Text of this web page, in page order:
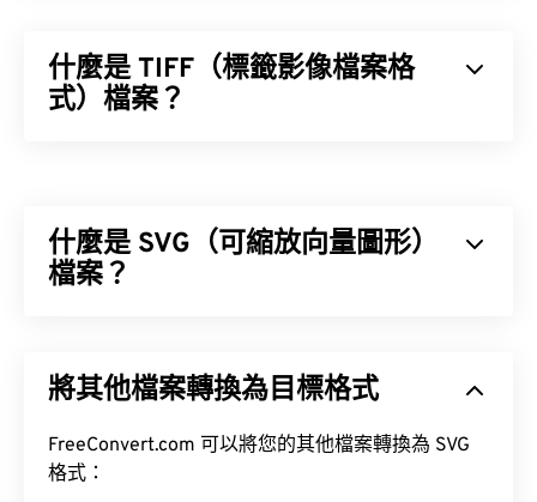
什麼是 TIFF（標籤影像檔案格
式）檔案？
如何開啟 TIFF 檔案？
Photo Viewer和 macOS 系統的Apple Preview。
什麼是 SVG（可縮放向量圖形）
檔案？
圖形，並支援有限的動畫。顧名思義，使用 SVG 檔
整大小而不會損失圖像品質。此外，SVG 的獨特之
處在於它並非影像格式。
將其他檔案轉換為目標格式
FreeConvert.com 可以將您的其他檔案轉換為 SVG
格式：